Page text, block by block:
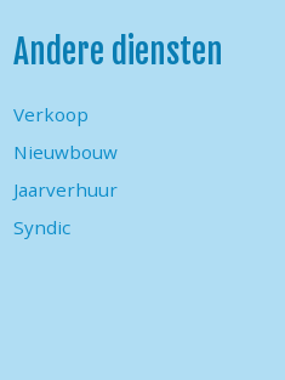
Andere diensten
Verkoop
Nieuwbouw
Jaarverhuur
Syndic